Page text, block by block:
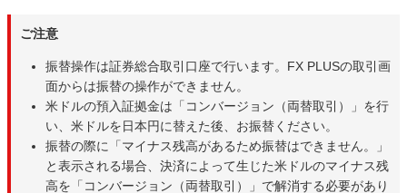
ご注意
振替操作は証券総合取引口座で行います。FX PLUSの取引画
面からは振替の操作ができません。
米ドルの預入証拠金は「コンバージョン（両替取引）」を行
い、米ドルを日本円に替えた後、お振替ください。
振替の際に「マイナス残高があるため振替はできません。」
と表示される場合、決済によって生じた米ドルのマイナス残
高を「コンバージョン（両替取引）」で解消する必要があり